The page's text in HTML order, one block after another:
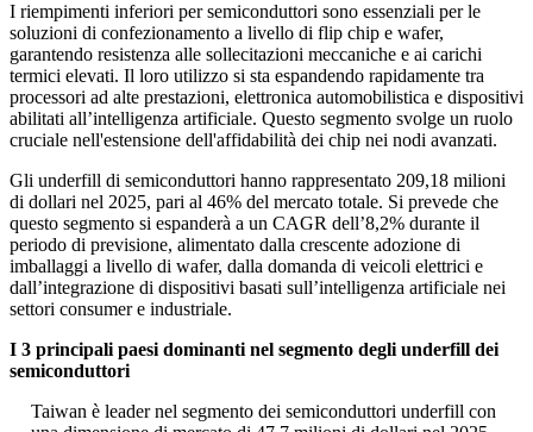
I riempimenti inferiori per semiconduttori sono essenziali per le
soluzioni di confezionamento a livello di flip chip e wafer,
garantendo resistenza alle sollecitazioni meccaniche e ai carichi
termici elevati. Il loro utilizzo si sta espandendo rapidamente tra
processori ad alte prestazioni, elettronica automobilistica e dispositivi
abilitati all’intelligenza artificiale. Questo segmento svolge un ruolo
cruciale nell'estensione dell'affidabilità dei chip nei nodi avanzati.
Gli underfill di semiconduttori hanno rappresentato 209,18 milioni
di dollari nel 2025, pari al 46% del mercato totale. Si prevede che
questo segmento si espanderà a un CAGR dell’8,2% durante il
periodo di previsione, alimentato dalla crescente adozione di
imballaggi a livello di wafer, dalla domanda di veicoli elettrici e
dall’integrazione di dispositivi basati sull’intelligenza artificiale nei
settori consumer e industriale.
I 3 principali paesi dominanti nel segmento degli underfill dei
semiconduttori
Taiwan è leader nel segmento dei semiconduttori underfill con